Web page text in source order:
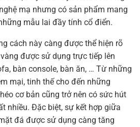
mạ nhưng có sản phẩm mang
mẫu lai đầy tính cổ điển.
cách này càng được thể hiện rõ
được sử dụng trực tiếp lên
bàn console, bàn ăn, … Từ những
mại, tinh thế cho đến những
cơ bản cũng trở nên có sức hút
nhiều. Đặc biệt, sự kết hợp giữa
đá được sử dụng càng tăng